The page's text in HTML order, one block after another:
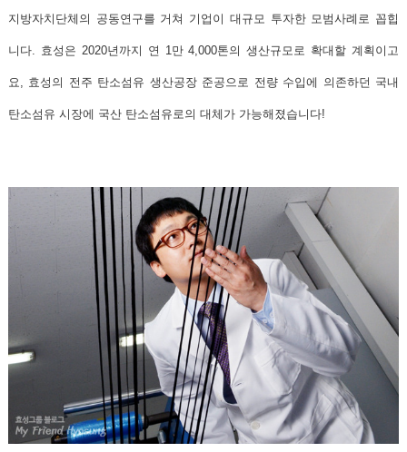
지방자치단체의 공동연구를 거쳐 기업이 대규모 투자한 모범사례로 꼽힙
니다. 효성은 2020년까지 연 1만 4,000톤의 생산규모로 확대할 계획이고
요, 효성의 전주 탄소섬유 생산공장 준공으로 전량 수입에 의존하던 국내
탄소섬유 시장에 국산 탄소섬유로의 대체가 가능해졌습니다!